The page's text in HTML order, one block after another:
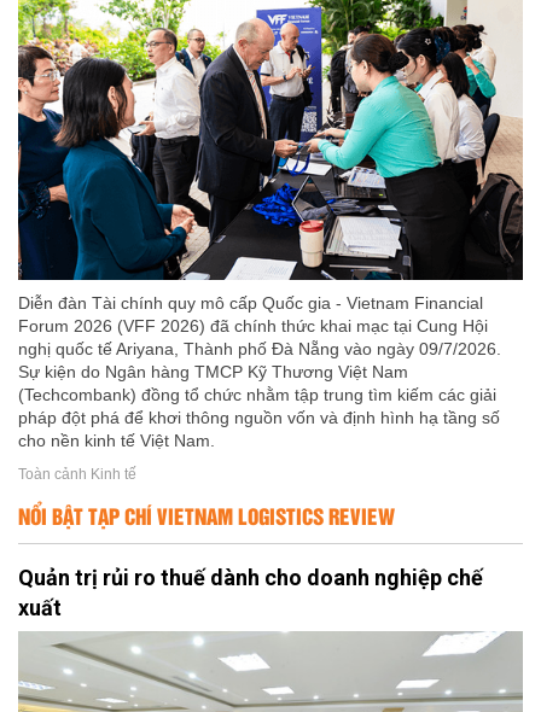
Diễn đàn Tài chính quy mô cấp Quốc gia - Vietnam Financial
Forum 2026 (VFF 2026) đã chính thức khai mạc tại Cung Hội
nghị quốc tế Ariyana, Thành phố Đà Nẵng vào ngày 09/7/2026.
Sự kiện do Ngân hàng TMCP Kỹ Thương Việt Nam
(Techcombank) đồng tổ chức nhằm tập trung tìm kiếm các giải
pháp đột phá để khơi thông nguồn vốn và định hình hạ tầng số
cho nền kinh tế Việt Nam.
Toàn cảnh Kinh tế
NỔI BẬT TẠP CHÍ VIETNAM LOGISTICS REVIEW
Quản trị rủi ro thuế dành cho doanh nghiệp chế
xuất